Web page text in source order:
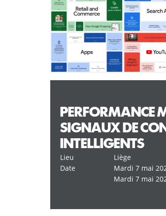
PERFORMANCE
SIGNAUX DE
INTELLIGENTS
Lieu
Liège
Date
Mardi 7 mai
Mardi 7 mai